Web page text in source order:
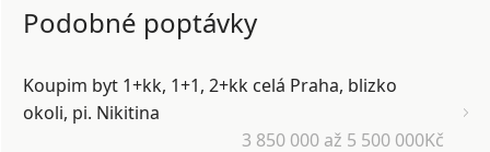
Podobné poptávky
Koupim byt 1+kk, 1+1, 2+kk celá Praha, blizko
okoli, pi. Nikitina
3 850 000 až 5 500 000Kč